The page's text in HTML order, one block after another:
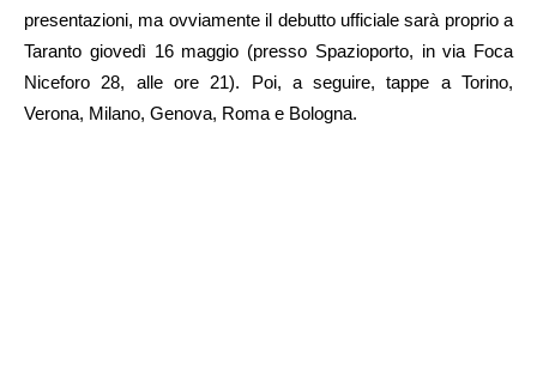
presentazioni, ma ovviamente il debutto ufficiale sarà proprio a
Taranto giovedì 16 maggio (presso Spazioporto, in via Foca
Niceforo 28, alle ore 21). Poi, a seguire, tappe a Torino,
Verona, Milano, Genova, Roma e Bologna.